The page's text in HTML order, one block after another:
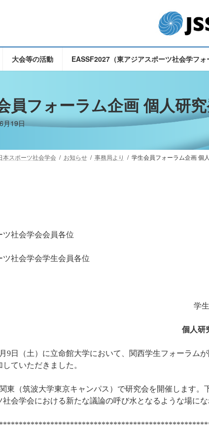
大会等の活動 EASSF2027（東アジアスポーツ社会学フォ
員フォーラム企画 個人研
月19日
本スポーツ社会学会 お知らせ 事務局より 学生会員フォーラム企画 個
ツ社会学会会員各位
ツ社会学会学生会員各位
学
個人研
月9日（土）に立命館大学において、関西学生フォーラムが
ていただきました。
東（筑波大学東京キャンパス）で研究会を開催します。
会学会における新たな議論の呼び水となるような場に